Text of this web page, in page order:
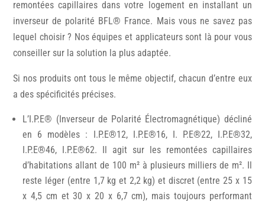
remontées capillaires dans votre logement en installant un
inverseur de polarité BFL® France. Mais vous ne savez pas
lequel choisir ? Nos équipes et applicateurs sont là pour vous
conseiller sur la solution la plus adaptée.
Si nos produits ont tous le même objectif, chacun d’entre eux
a des spécificités précises.
L’I.P.E® (Inverseur de Polarité Électromagnétique) décliné
en 6 modèles : I.P.E®12, I.P.E®16, I. P.E®22, I.P.E®32,
I.P.E®46, I.P.E®62. Il agit sur les remontées capillaires
d’habitations allant de 100 m² à plusieurs milliers de m². Il
reste léger (entre 1,7 kg et 2,2 kg) et discret (entre 25 x 15
x 4,5 cm et 30 x 20 x 6,7 cm), mais toujours performant